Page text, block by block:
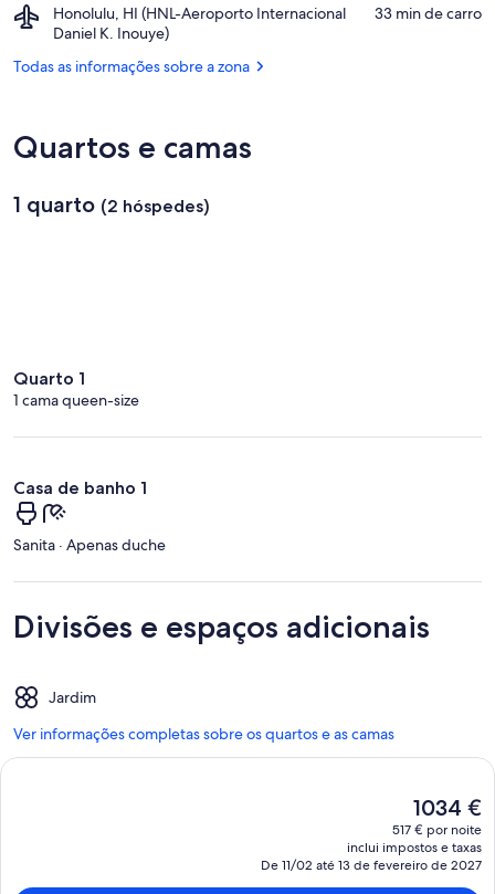
da
Praia
Kalama
Honolulu, HI (HNL-Aeroporto Internacional
Daniel K. Inouye)
Airport,
Honolulu,
(HNL-
K.
‪33 min de carro‬
Todas as informações sobre a zona
Quartos e camas
1 quarto (2 hóspedes)
Quarto 1
1 cama queen-size
Casa de banho 1
Sanita · Apenas duche
Divisões e espaços adicionais
Jardim
Ver informações completas sobre os quartos e as camas
O
preço
atual
é
1034 €
1034 €
517 € por noite
inclui impostos e taxas
De 11/02 até 13 de fevereiro de 2027